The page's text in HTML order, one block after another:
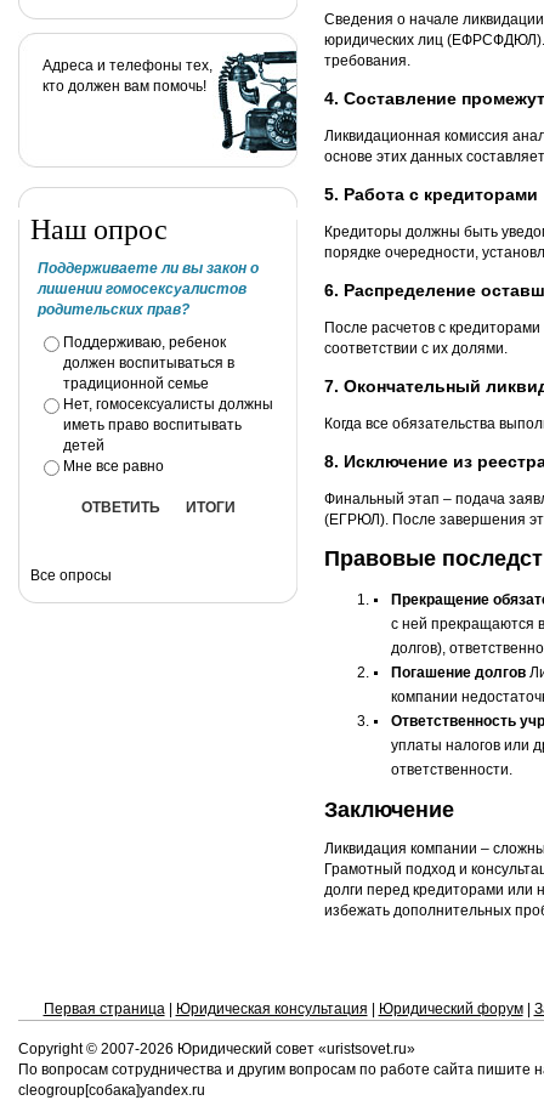
Адреса и телефоны тех,
кто должен вам помочь!
Наш опрос
Поддерживаете ли вы закон о
лишении гомосексуалистов
родительских прав?
Поддерживаю, ребенок
должен воспитываться в
традиционной семье
Нет, гомосексуалисты должны
иметь право воспитывать
детей
Мне все равно
Все опросы
Сведения о начале
юридических лиц (ЕФРСФДЮЛ).
требования.
4. Составление
Ликвидационная комиссия
основе этих данных
5. Работа с кредиторами
Кредиторы должны быть
порядке очередности,
6. Распределение
После расчетов с
соответствии с их долями.
7. Окончательный
Когда все обязательства
8. Исключение из
Финальный этап – подача
(ЕГРЮЛ). После завершения
Правовые
Прекращение
с ней прекращаются
долгов),
Погашение долгов
компании
Ответственность
уплаты налогов или
ответственности.
Заключение
Ликвидация компании –
Грамотный подход и
долги перед кредиторами или
избежать дополнительных
Первая страница| Юридическая консультация Юридический форум|
Copyright © 2007-2026 Юридический совет «uristsovet.ru»
По вопросам сотрудничества и другим вопросам по работе сайта пишите
cleogroup[собака]yandex.ru